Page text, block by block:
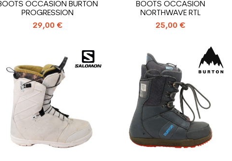
OCCASION BURTON
PROGRESSION
29,00 €
BOOTS OCCASION
NORTHWAVE RTL
25,00 €